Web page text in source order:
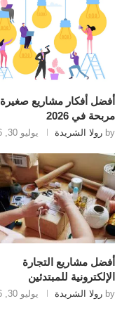
أفضل أفكار مشاريع صغيرة
مربحة في 2026
by رولا الشريدة يوليو 30, 2026
أفضل مشاريع التجارة
الإلكترونية للمبتدئين
by رولا الشريدة يوليو 30, 2026